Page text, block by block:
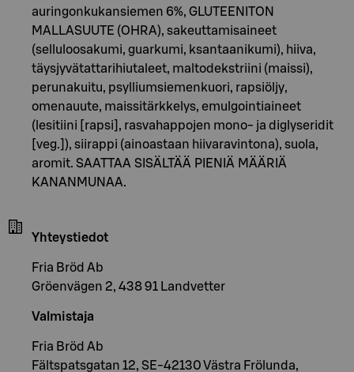
auringonkukansiemen 6%, GLUTEENITON
MALLASUUTE (OHRA), sakeuttamisaineet
(selluloosakumi, guarkumi, ksantaanikumi), hiiva,
täysjyvätattarihiutaleet, maltodekstriini (maissi),
perunakuitu, psylliumsiemenkuori, rapsiöljy,
omenauute, maissitärkkelys, emulgointiaineet
(lesitiini [rapsi], rasvahappojen mono- ja diglyseridit
[veg.]), siirappi (ainoastaan hiivaravintona), suola,
aromit. SAATTAA SISÄLTÄÄ PIENIÄ MÄÄRIÄ
KANANMUNAA.
Yhteystiedot
Fria Bröd Ab
Gröenvägen 2, 438 91 Landvetter
Valmistaja
Fria Bröd Ab
Fältspatsgatan 12, SE-42130 Västra Frölunda,